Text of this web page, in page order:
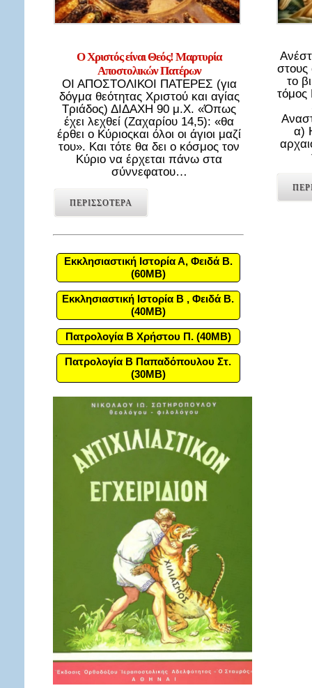
Ο Χριστός είναι Θεός! Μαρτυρία
Αποστολικών Πατέρων
ΟΙ ΑΠΟΣΤΟΛΙΚΟΙ ΠΑΤΕΡΕΣ (για
δόγμα θεότητας Χριστού και αγίας
Τριάδος) ΔΙΔΑΧΗ 90 μ.Χ. «Όπως
έχει λεχθεί (Ζαχαρίου 14,5): «θα
έρθει ο Κύριοςκαι όλοι οι άγιοι μαζί
του». Και τότε θα δει ο κόσμος τον
Κύριο να έρχεται πάνω στα
σύννεφατου…
ΠΕΡΙΣΣΟΤΕΡΑ
Εκκλησιαστική Ιστορία Α, Φειδά Β.
(60MB)
Εκκλησιαστική Ιστορία Β , Φειδά Β.
(40MB)
Πατρολογία Β Χρήστου Π. (40MB)
Πατρολογία Β Παπαδόπουλου Στ.
(30MB)
στους
το
α)